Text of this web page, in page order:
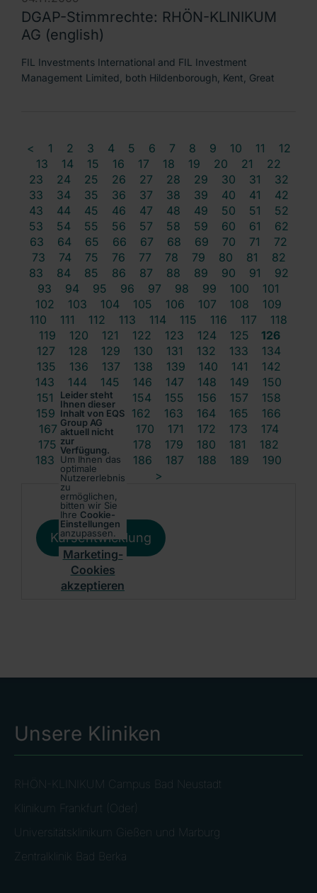
DGAP-Stimmrechte: RHÖN-KLINIKUM
AG (english)
FIL Investments International and FIL Investment
Management Limited, both Hildenborough, Kent, Great
< 1 2 3 4 5 6 7 8 9 10 11
12
13
14 15 16 17 18 19 20 21
22
23
24 25 26 27 28 29 30 31
32
33
34 35 36 37 38 39 40 41
42
43
44 45 46 47 48 49 50 51
52
53
54 55 56 57 58 59 60 61
62
63
64 65 66 67 68 69 70 71
72
73
74 75 76 77 78 79 80 81
82
83
84 85 86 87 88 89 90 91
92
93
94 95 96 97 98 99 100
101
102
103 104 105 106 107 108
109
110
111 112 113 114 115 116 117
118
119
120 121 122 123 124 125
126
127
128 129 130 131 132 133
134
135
136 137 138 139 140 141
142
143
144 145 146 147 148 149
150
151
152 153 154 155 156 157
158
159
160 161 162 163 164 165
166
167
168 169 170 171 172 173
174
175
176 178 179 180 181
182
183
184 185 186 187 188 189
190
>
Leider steht
Ihnen dieser
Inhalt von EQS
Group AG
aktuell nicht
zur
Verfügung.
Um Ihnen das
optimale
Nutzererlebnis
zu
ermöglichen,
bitten wir Sie
Ihre Cookie-
Einstellungen
anzupassen.
Marketing-
Cookies
akzeptieren
Kursentwicklung
Unsere Kliniken
RHÖN-KLINIKUM Campus Bad Neustadt
Klinikum Frankfurt (Oder)
Universitätsklinikum Gießen und Marburg
Zentralklinik Bad Berka